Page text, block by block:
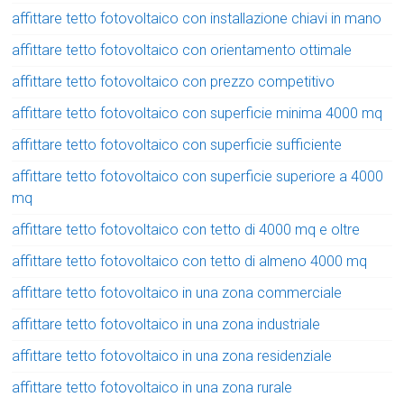
affittare tetto fotovoltaico con installazione chiavi in mano
affittare tetto fotovoltaico con orientamento ottimale
affittare tetto fotovoltaico con prezzo competitivo
affittare tetto fotovoltaico con superficie minima 4000 mq
affittare tetto fotovoltaico con superficie sufficiente
affittare tetto fotovoltaico con superficie superiore a 4000
mq
affittare tetto fotovoltaico con tetto di 4000 mq e oltre
affittare tetto fotovoltaico con tetto di almeno 4000 mq
affittare tetto fotovoltaico in una zona commerciale
affittare tetto fotovoltaico in una zona industriale
affittare tetto fotovoltaico in una zona residenziale
affittare tetto fotovoltaico in una zona rurale